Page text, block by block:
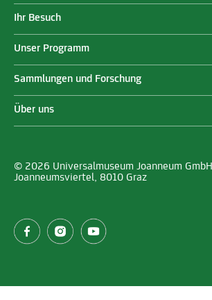
Ihr Besuch
Unser Programm
Sammlungen und Forschung
Über uns
© 2026 Universalmuseum Joanneum GmbH
Joanneumsviertel, 8010 Graz